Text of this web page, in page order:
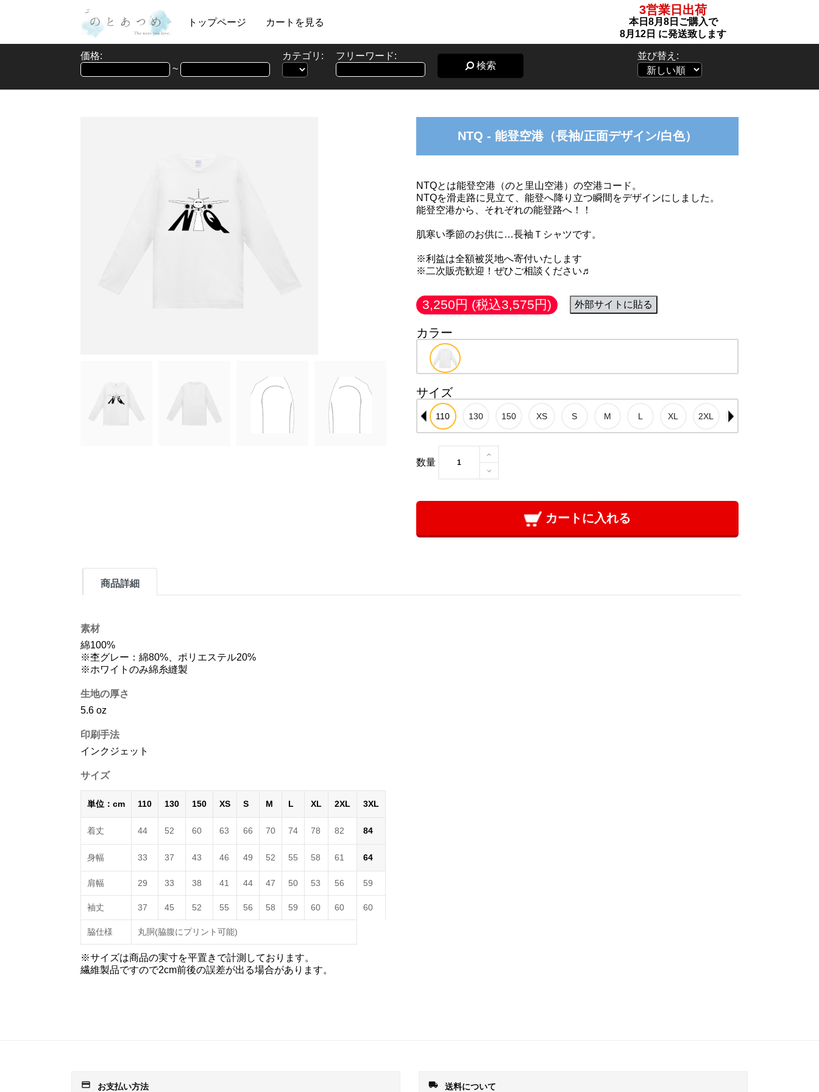
トップページ カートを見る
3営業日出荷
本日 8月8日 ご購入で
8月12日 に発送致します
価格:
~
カテゴリ:
フリーワード:
検索
並び替え:
NTQ - 能登空港（長袖/正面デザイン/白色）
NTQとは能登空港（のと里山空港）の空港コード。
NTQを滑走路に見立て、能登へ降り立つ瞬間をデザインにしました。
能登空港から、それぞれの能登路へ！！
肌寒い季節のお供に…長袖Ｔシャツです。
※利益は全額被災地へ寄付いたします
※二次販売歓迎！ぜひご相談ください♬
3,250円 (税込3,575円) 外部サイトに貼る
カラー
サイズ
数量
カートに入れる
商品詳細
素材
綿100%
※杢グレー：綿80%、ポリエステル20%
※ホワイトのみ綿糸縫製
生地の厚さ
5.6 oz
印刷手法
インクジェット
サイズ
単位：cm 110 130 150 XS S M L XL 2XL 3XL
着丈 44 52 60 63 66 70 74 78 82 84
身幅 33 37 43 46 49 52 55 58 61 64
肩幅 29 33 38 41 44 47 50 53 56 59
袖丈 37 45 52 55 56 58 59 60 60 60
脇仕様 丸胴(脇腹にプリント可能)
※サイズは商品の実寸を平置きで計測しております。
繊維製品ですので2cm前後の誤差が出る場合があります。
payment お支払い方法 local_shipping 送料について